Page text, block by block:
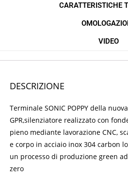
CARATTERISTICHE
VIDEO
DESCRIZIONE
Terminale SONIC POPPY della
GPR,silenziatore realizzato con
pieno mediante lavorazione CNC,
e corpo in acciaio inox 304 carbon
un processo di produzione green
zero